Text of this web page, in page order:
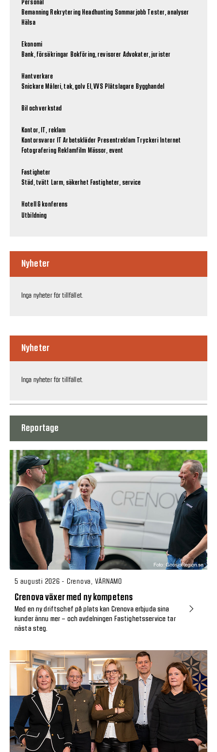
Personal
Bemanning Rekrytering Headhunting Sommarjobb Tester, analyser
Hälsa
Ekonomi
Bank, försäkringar Bokföring, revisorer Advokater, jurister
Hantverkare
Snickare Måleri, tak, golv El, VVS Plåtslagare Bygghandel
Bil och verkstad
Kontor, IT, reklam
Kontorsvaror IT Arbetskläder Presentreklam Tryckeri Internet
Fotografering Reklamfilm Mässor, event
Fastigheter
Städ, tvätt Larm, säkerhet Fastigheter, service
Hotell & konferens
Utbildning
Nyheter
Inga nyheter för tillfället.
Nyheter
Inga nyheter för tillfället.
Reportage
5 augusti 2026 - Crenova, VÄRNAMO
Crenova växer med ny kompetens
Med en ny driftschef på plats kan Crenova erbjuda sina
kunder ännu mer – och avdelningen Fastighetsservice tar
nästa steg.